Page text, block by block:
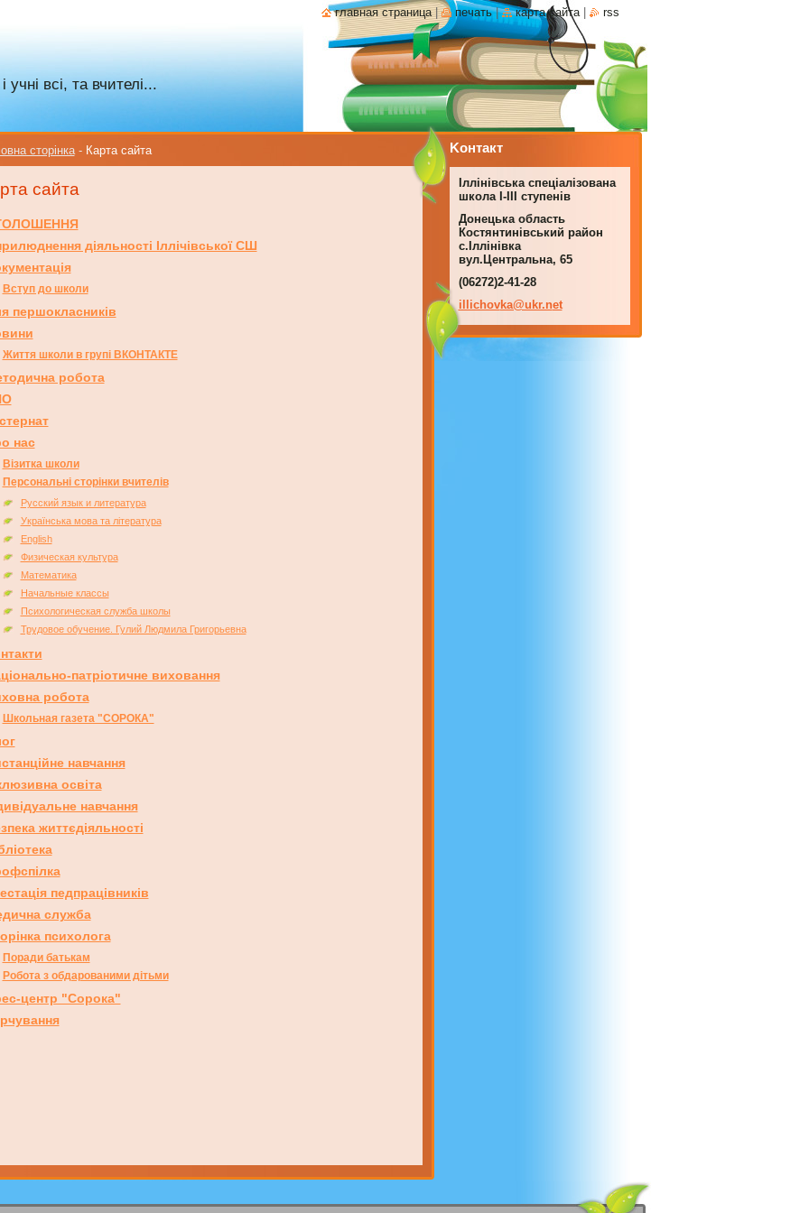
всі, та вчителі...
сторінка - Карта сайта
сайта
діяльності Іллічівської СШ
Вступ до школи
першокласників
Життя школи в групі ВКОНТАКТЕ
робота
нас
Візитка школи
Персональні сторінки вчителів
Русский язык и литература
Українська мова та література
English
Физическая культура
Математика
Начальные классы
Психологическая служба школы
Трудовое обучение. Гулий Людмила Григорьевна
патріотичне виховання
робота
Школьная газета "СОРОКА"
навчання
освіта
навчання
життєдіяльності
педпрацівників
служба
психолога
Поради батькам
Робота з обдарованими дітьми
центр "Сорока"
Koнтакт
Іллінівська спеціалізована
школа І-ІІІ ступенів
Донецька область
Костянтинівський район
с.Іллінівка
вул.Центральна, 65
(06272)2-41-28
illichovka@ukr.net
главная страница | печать | карта сайта rss